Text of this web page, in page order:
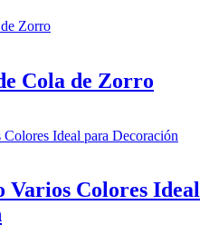
Cola de Zorro
Varios Colores Ideal